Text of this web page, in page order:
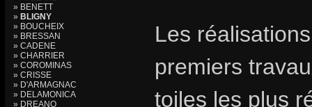
» BENETT
» BLIGNY
» BOUCHEIX
» BRESSAN
» CADENE
» CHARRIER
» COROMINAS
» CRISSE
» D'ARMAGNAC
» DELAMONICA
» DREANO
Les
premiers
toiles les plus